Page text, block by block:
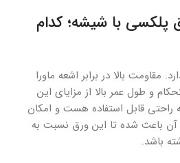
پلکسی با شیشه؛ کدام
مقاومت بالا در برابر اشعه ماورا
و طول عمر بالا از مزایای این
قابل استفاده هست و امکان
باعث شده تا این ورق نسبت به
باشد.